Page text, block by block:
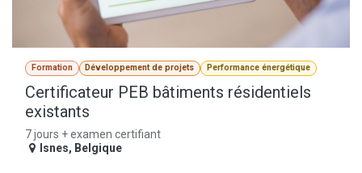
Formation Développement de projets Performance énergétique
Certificateur PEB bâtiments résidentiels
existants
7 jours + examen certifiant
Isnes, Belgique